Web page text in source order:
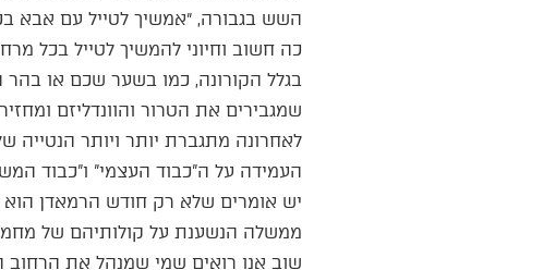
השש בגבורה, ״אמשיך לטייל עם אבא
כה חשוב וחיוני להמשיך לטייל בכל
בגלל הקורונה, כמו בשער שכם או בהר
שמגבירים את הטרור והוונדליזם
לאחרונה מתגברת יותר ויותר הנטייה
העמידה על ה”כבוד העצמי” ו”כבוד
יש אומרים שלא רק חודש הרמאדן הוא
ממשלה הנשענת על קולותיהם של
שוב אנו רואים שמי שמנהל את הרחוב